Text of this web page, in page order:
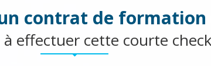
contrat de formation
à effectuer cette courte